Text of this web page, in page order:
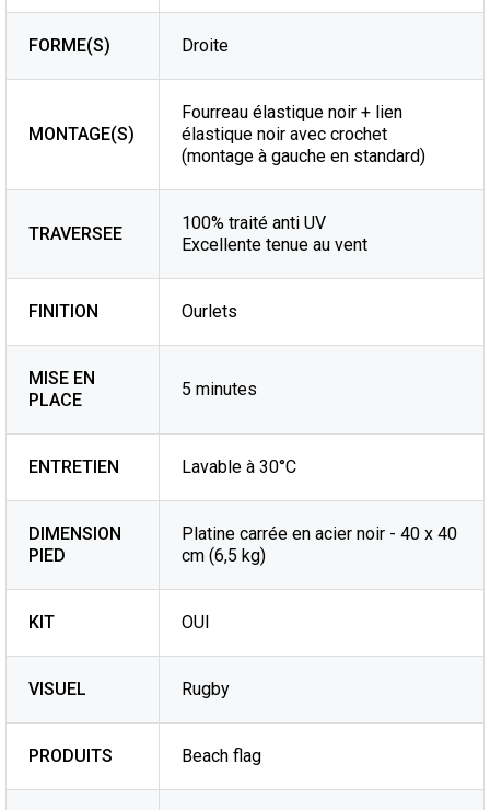
FORME(S) Droite
MONTAGE(S)
Fourreau élastique noir + lien
élastique noir avec crochet
(montage à gauche en standard)
TRAVERSEE
100% traité anti UV
Excellente tenue au vent
FINITION Ourlets
MISE EN
PLACE
5 minutes
ENTRETIEN Lavable à 30°C
DIMENSION
PIED
Platine carrée en acier noir - 40 x 40
cm (6,5 kg)
KIT OUI
VISUEL Rugby
PRODUITS Beach flag